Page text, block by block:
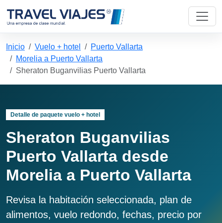
Inicio Vuelo + hotel
Puerto Vallarta
Morelia a Puerto Vallarta
Sheraton Buganvilias Puerto Vallarta
Detalle de paquete vuelo + hotel
Sheraton Buganvilias
Puerto Vallarta desde
Morelia a Puerto Vallarta
Revisa la habitación seleccionada, plan de
alimentos, vuelo redondo, fechas, precio por